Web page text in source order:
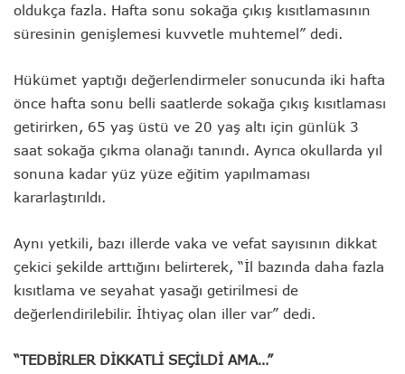
oldukça fazla. Hafta sonu sokağa çıkış kısıtlamasının
süresinin genişlemesi kuvvetle muhtemel” dedi.
Hükümet yaptığı değerlendirmeler sonucunda iki hafta
önce hafta sonu belli saatlerde sokağa çıkış kısıtlaması
getirirken, 65 yaş üstü ve 20 yaş altı için günlük 3
saat sokağa çıkma olanağı tanındı. Ayrıca okullarda yıl
sonuna kadar yüz yüze eğitim yapılmaması
kararlaştırıldı.
Aynı yetkili, bazı illerde vaka ve vefat sayısının dikkat
çekici şekilde arttığını belirterek, “İl bazında daha fazla
kısıtlama ve seyahat yasağı getirilmesi de
değerlendirilebilir. İhtiyaç olan iller var” dedi.
“TEDBİRLER DİKKATLİ SEÇİLDİ AMA…”